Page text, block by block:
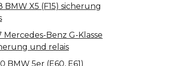
BMW X5 (F15) sicherung
Mercedes-Benz G-Klasse
und relais
BMW 5er (E60, E61)